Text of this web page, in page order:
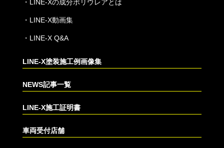
・ LINE-Xの成分ポリウレアとは
・ LINE-X動画集
・ LINE-X Q&A
LINE-X塗装施工例画像集
NEWS記事一覧
LINE-X施工証明書
車両受付店舗